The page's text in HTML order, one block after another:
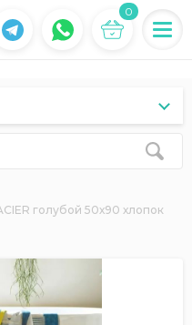
0
голубой 50х90 хлопок